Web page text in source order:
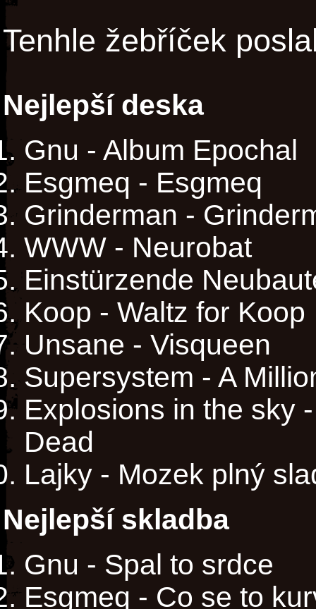
Tenhle žebříček
Nejlepší deska
Gnu - Album Epochal
Esgmeq - Esgmeq
Grinderman -
WWW - Neurobat
Einstürzende
Koop - Waltz for Koop
Unsane - Visqueen
Supersystem - A
Explosions in the sky
Dead
Lajky - Mozek plný
Nejlepší skladba
Gnu - Spal to srdce
Esgmeq - Co se to